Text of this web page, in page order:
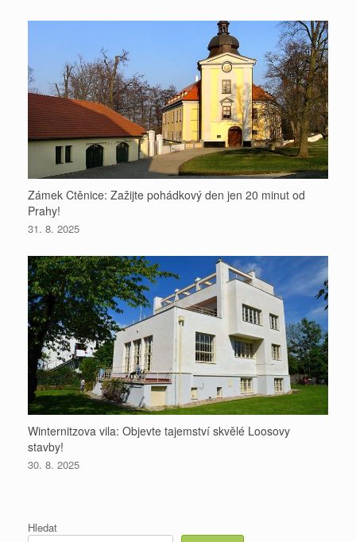
Zámek Ctěnice: Zažijte pohádkový den jen 20 minut od
Prahy!
31. 8. 2025
Winternitzova vila: Objevte tajemství skvělé Loosovy
stavby!
30. 8. 2025
Hledat